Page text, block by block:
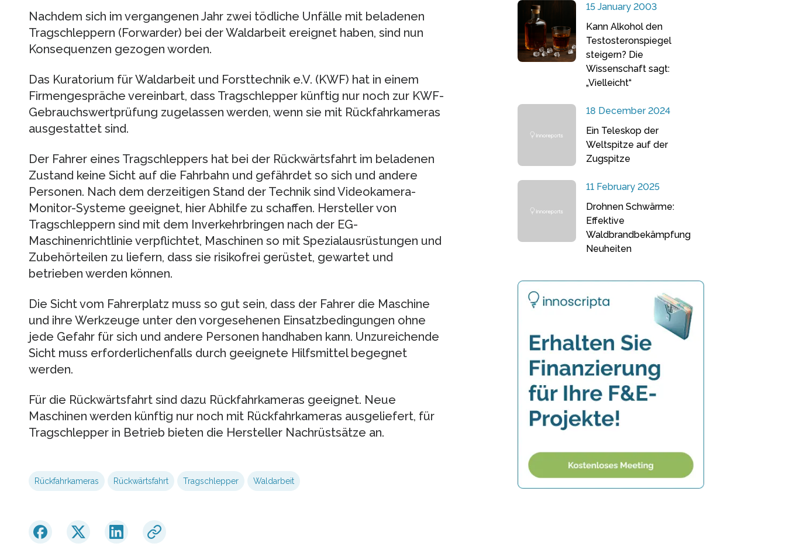
Nachdem sich im vergangenen Jahr zwei tödliche Unfälle mit beladenen
Tragschleppern (Forwarder) bei der Waldarbeit ereignet haben, sind nun
Konsequenzen gezogen worden.
Das Kuratorium für Waldarbeit und Forsttechnik e.V. (KWF) hat in einem
Firmengespräche vereinbart, dass Tragschlepper künftig nur noch zur KWF-
Gebrauchswertprüfung zugelassen werden, wenn sie mit Rückfahrkameras
ausgestattet sind.
Der Fahrer eines Tragschleppers hat bei der Rückwärtsfahrt im beladenen
Zustand keine Sicht auf die Fahrbahn und gefährdet so sich und andere
Personen. Nach dem derzeitigen Stand der Technik sind Videokamera-
Monitor-Systeme geeignet, hier Abhilfe zu schaffen. Hersteller von
Tragschleppern sind mit dem Inverkehrbringen nach der EG-
Maschinenrichtlinie verpflichtet, Maschinen so mit Spezialausrüstungen und
Zubehörteilen zu liefern, dass sie risikofrei gerüstet, gewartet und
betrieben werden können.
Die Sicht vom Fahrerplatz muss so gut sein, dass der Fahrer die Maschine
und ihre Werkzeuge unter den vorgesehenen Einsatzbedingungen ohne
jede Gefahr für sich und andere Personen handhaben kann. Unzureichende
Sicht muss erforderlichenfalls durch geeignete Hilfsmittel begegnet
werden.
Für die Rückwärtsfahrt sind dazu Rückfahrkameras geeignet. Neue
Maschinen werden künftig nur noch mit Rückfahrkameras ausgeliefert, für
Tragschlepper in Betrieb bieten die Hersteller Nachrüstsätze an.
Rückfahrkameras Rückwärtsfahrt Tragschlepper Waldarbeit
15 January 2003
Kann Alkohol den
Testosteronspiegel
steigern? Die
Wissenschaft sagt:
„Vielleicht“
18 December 2024
Ein Teleskop der
Weltspitze auf der
Zugspitze
11 February 2025
Drohnen Schwärme:
Effektive
Waldbrandbekämpfung
Neuheiten